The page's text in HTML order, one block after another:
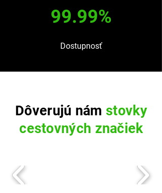
99.99%
Dostupnosť
Dôverujú nám stovky
cestovných značiek